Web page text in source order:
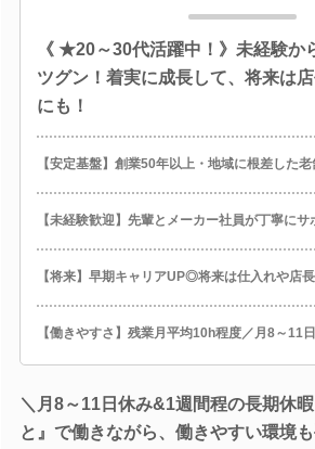
《 ★20～30代活躍中！》未経験か
ツグン！着実に成長して、将来は
にも！
【安定基盤】創業50年以上・地域に根差した
【未経験歓迎】先輩とメーカー社員が丁寧に
【将来】早期キャリアUP◎将来は仕入れや店
【働きやすさ】残業月平均10h程度／月8～11
＼月8～11日休み&1週間程の長期休
と』で働きながら、働きやすい環境